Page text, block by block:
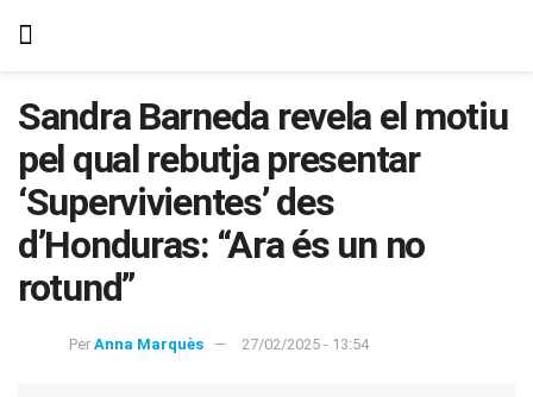
Sandra Barneda revela el motiu
pel qual rebutja presentar
‘Supervivientes’ des
d’Honduras: “Ara és un no
rotund”
Per Anna Marquès 27/02/2025 - 13:54